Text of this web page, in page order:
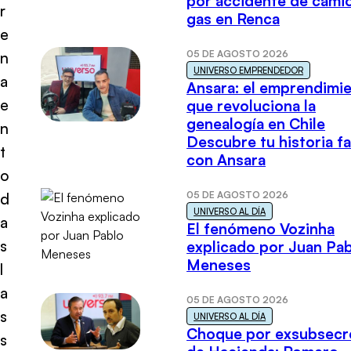
r
e
n
a
e
n
t
o
d
a
s
l
a
s
s
gas en Renca
05 DE AGOSTO 2026
UNIVERSO EMPRENDEDOR
Ansara: el
que revoluciona la
genealogía en Chile
Descubre tu historia
con Ansara
05 DE AGOSTO 2026
UNIVERSO AL DÍA
El fenómeno Vozinha
explicado por Juan
Meneses
05 DE AGOSTO 2026
UNIVERSO AL DÍA
Choque por